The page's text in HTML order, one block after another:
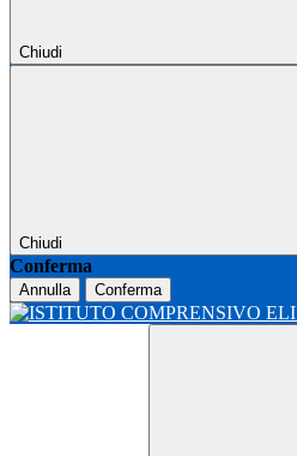
Chiudi
Chiudi
Conferma
Annulla Conferma